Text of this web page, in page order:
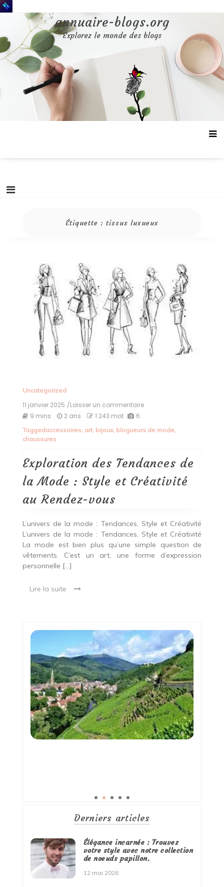
Aller
au
annuaire-blogs.org
Explorez le monde des blogs
Étiquette : tissus luxueux
Uncategorized
11 janvier 2025 /Laisser un commentaireon
Tendances
:
Style
et
vous
9 mins 2 ans 1 243 mot 6
Taggedaccessoires, art, bijoux, blogueurs de mode,
chaussures
Exploration des Tendances de
la Mode : Style et Créativité
au Rendez-vous
L’univers de la mode : Tendances, Style et Créativité
L’univers de la mode : Tendances, Style et Créativité
La mode est bien plus qu’une simple question de
vêtements. C’est un art, une forme d’expression
personnelle […]
Lire la suite
Derniers articles
Élégance incarnée : Trouvez
votre style avec notre collection
de noeuds papillon.
12 mai 2026